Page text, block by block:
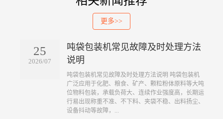
更多>>
25
2026/07
吨袋包装机常见故障及时处理方法
说明
吨袋包装机常见故障及时处理方法说明 吨袋包装机
广泛应用于化肥、粮食、矿产、颗粒粉体原料等大吨
位物料包装，承载负荷大、连续作业强度高，长期运
行易出现称重不准、不下料、夹袋不稳、出料扬尘、
设备抖动等故障，...